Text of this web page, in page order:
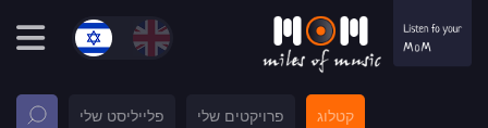
קטלוג פרויקטים שלי פלייליסט שלי